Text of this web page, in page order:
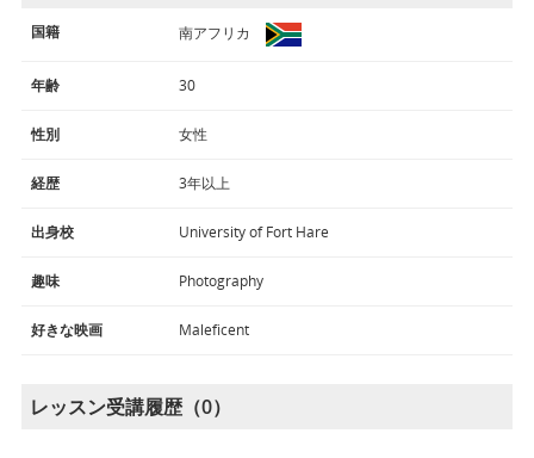
国籍 南アフリカ
年齢 30
性別 女性
経歴 3年以上
出身校 University of Fort Hare
趣味 Photography
好きな映画 Maleficent
レッスン受講履歴（0）